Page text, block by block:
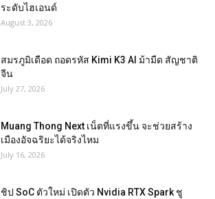
ระดับไฮเอนด์
August 3, 2026
สมรภูมิเดือด ถอดรหัส Kimi K3 AI ม้ามืด สัญชาติ
จีน
July 27, 2026
Muang Thong Next เน็ตที่แรงขึ้น จะช่วยสร้าง
เมืองอัจฉริยะได้จริงไหม
July 16, 2026
ชิป SoC ตัวใหม่ เปิดตัว Nvidia RTX Spark ชู